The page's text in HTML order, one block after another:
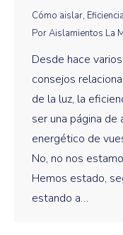
Cómo aislar,
PorAislamientos La
Desde hace
consejos
de la luz, la
ser una página de
energético de
No, no nos
Hemos estado,
estando a…